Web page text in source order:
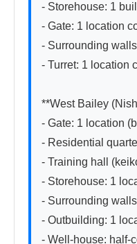
- Storehouse: 1
- Gate: 1 location
- Surrounding
- Turret: 1 location
**West Bailey
- Gate: 1 location
- Residential
- Training hall
- Storehouse: 1
- Surrounding
- Outbuilding: 1
- Well-house: half-